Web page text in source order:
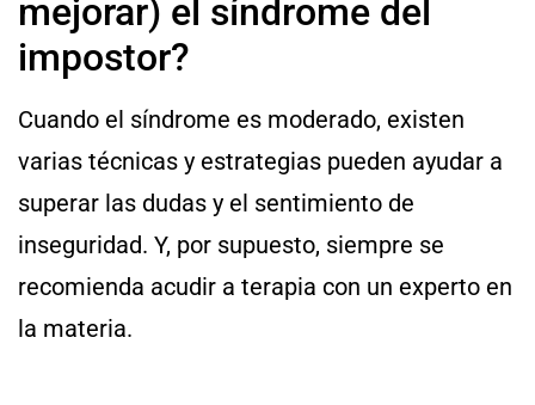
mejorar) el síndrome del
impostor?
Cuando el síndrome es moderado, existen
varias técnicas y estrategias pueden ayudar a
superar las dudas y el sentimiento de
inseguridad. Y, por supuesto, siempre se
recomienda acudir a terapia con un experto en
la materia.